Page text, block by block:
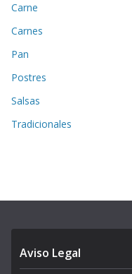
Carne
Carnes
Pan
Postres
Salsas
Tradicionales
Aviso Legal